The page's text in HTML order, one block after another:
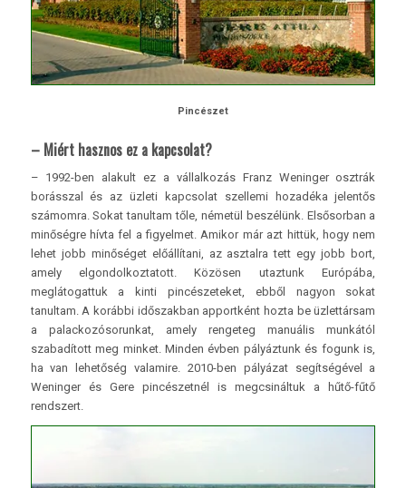
Pincészet
– Miért hasznos ez a kapcsolat?
– 1992-ben alakult ez a vállalkozás Franz Weninger osztrák
borásszal és az üzleti kapcsolat szellemi hozadéka jelentős
számomra. Sokat tanultam tőle, németül beszélünk. Elsősorban a
minőségre hívta fel a figyelmet. Amikor már azt hittük, hogy nem
lehet jobb minőséget előállítani, az asztalra tett egy jobb bort,
amely elgondolkoztatott. Közösen utaztunk Európába,
meglátogattuk a kinti pincészeteket, ebből nagyon sokat
tanultam. A korábbi időszakban apportként hozta be üzlettársam
a palackozósorunkat, amely rengeteg manuális munkától
szabadított meg minket. Minden évben pályáztunk és fogunk is,
ha van lehetőség valamire. 2010-ben pályázat segítségével a
Weninger és Gere pincészetnél is megcsináltuk a hűtő-fűtő
rendszert.